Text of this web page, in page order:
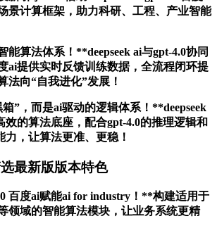
景计算框架，助力科研、工程、产业智能
能算法体系！**deepseek ai与gpt-4.0协同
ai提供实时反馈训练数据，全流程闭环提
法向“自我进化”发展！
”，而是ai驱动的逻辑体系！**deepseek
效的算法底座，配合gpt-4.0的推理逻辑和
，让算法更准、更稳！
最新版版本特色
百度ai赋能ai for industry！**构建适用于
领域的智能算法模块，让业务系统更精